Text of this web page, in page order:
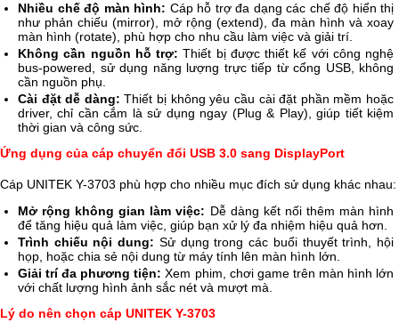
Nhiều chế độ màn hình: Cáp hỗ trợ đa dạng các chế độ hiển thị
như phản chiếu (mirror), mở rộng (extend), đa màn hình và xoay
màn hình (rotate), phù hợp cho nhu cầu làm việc và giải trí.
Không cần nguồn hỗ trợ: Thiết bị được thiết kế với công nghệ
bus-powered, sử dụng năng lượng trực tiếp từ cổng USB, không
cần nguồn phụ.
Cài đặt dễ dàng: Thiết bị không yêu cầu cài đặt phần mềm hoặc
driver, chỉ cần cắm là sử dụng ngay (Plug & Play), giúp tiết kiệm
thời gian và công sức.
Ứng dụng của cáp chuyển đổi USB 3.0 sang DisplayPort
Cáp UNITEK Y-3703 phù hợp cho nhiều mục đích sử dụng khác nhau:
Mở rộng không gian làm việc: Dễ dàng kết nối thêm màn hình
để tăng hiệu quả làm việc, giúp bạn xử lý đa nhiệm hiệu quả hơn.
Trình chiếu nội dung: Sử dụng trong các buổi thuyết trình, hội
họp, hoặc chia sẻ nội dung từ máy tính lên màn hình lớn.
Giải trí đa phương tiện: Xem phim, chơi game trên màn hình lớn
với chất lượng hình ảnh sắc nét và mượt mà.
Lý do nên chọn cáp UNITEK Y-3703